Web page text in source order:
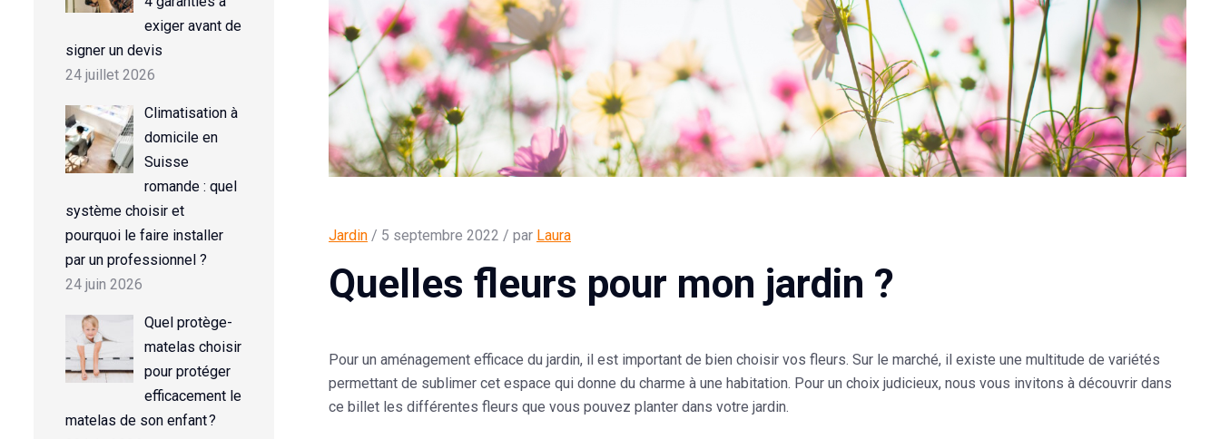
exiger avant de
signer un devis
24 juillet 2026
Climatisation à
domicile en
Suisse
romande : quel
système choisir et
pourquoi le faire installer
par un professionnel ?
24 juin 2026
Quel protège-
matelas choisir
pour protéger
efficacement le
matelas de son enfant ?
Jardin / 5 septembre 2022 / par Laura
Quelles fleurs pour mon jardin ?
Pour un aménagement efficace du jardin, il est important de bien choisir vos fleurs. Sur le marché, il existe une multitude de variétés
permettant de sublimer cet espace qui donne du charme à une habitation. Pour un choix judicieux, nous vous invitons à découvrir dans
ce billet les différentes fleurs que vous pouvez planter dans votre jardin.